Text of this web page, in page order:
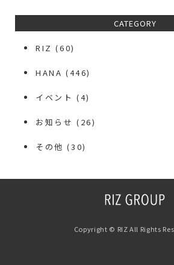
CATEGORY
RIZ (60)
HANA (446)
イベント (4)
お知らせ (26)
その他 (30)
Copyright © RIZ All Rights